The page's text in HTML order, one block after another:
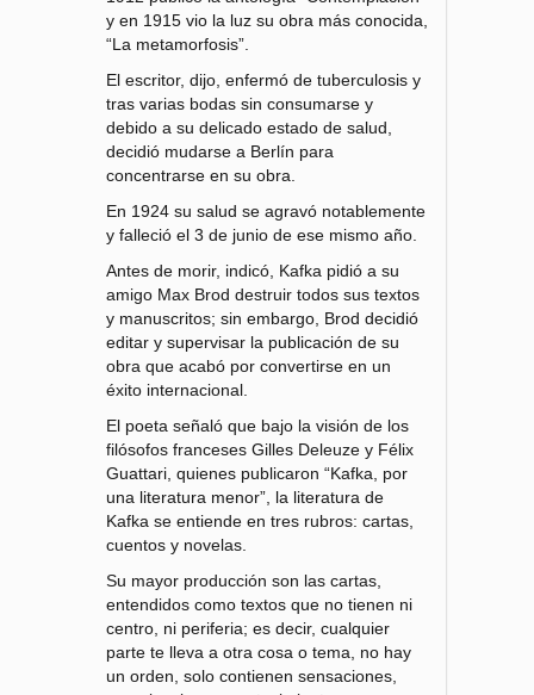
y en 1915 vio la luz su obra más conocida,
“La metamorfosis”.
El escritor, dijo, enfermó de tuberculosis y
tras varias bodas sin consumarse y
debido a su delicado estado de salud,
decidió mudarse a Berlín para
concentrarse en su obra.
En 1924 su salud se agravó notablemente
y falleció el 3 de junio de ese mismo año.
Antes de morir, indicó, Kafka pidió a su
amigo Max Brod destruir todos sus textos
y manuscritos; sin embargo, Brod decidió
editar y supervisar la publicación de su
obra que acabó por convertirse en un
éxito internacional.
El poeta señaló que bajo la visión de los
filósofos franceses Gilles Deleuze y Félix
Guattari, quienes publicaron “Kafka, por
una literatura menor”, la literatura de
Kafka se entiende en tres rubros: cartas,
cuentos y novelas.
Su mayor producción son las cartas,
entendidos como textos que no tienen ni
centro, ni periferia; es decir, cualquier
parte te lleva a otra cosa o tema, no hay
un orden, solo contienen sensaciones,